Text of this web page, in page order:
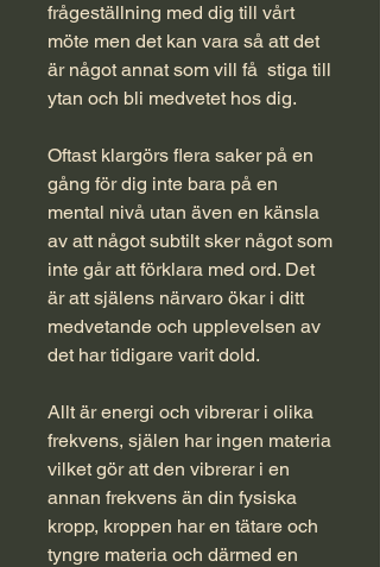
frågeställning med dig till vårt
möte men det kan vara så att det
är något annat som vill få stiga till
ytan och bli medvetet hos dig.
Oftast klargörs flera saker på en
gång för dig inte bara på en
mental nivå utan även en känsla
av att något subtilt sker något som
inte går att förklara med ord. Det
är att själens närvaro ökar i ditt
medvetande och upplevelsen av
det har tidigare varit dold.
Allt är energi och vibrerar i olika
frekvens, själen har ingen materia
vilket gör att den vibrerar i en
annan frekvens än din fysiska
kropp, kroppen har en tätare och
tyngre materia och därmed en